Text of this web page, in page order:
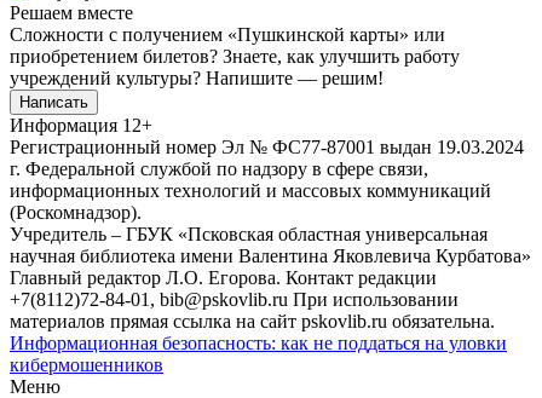
Решаем вместе
Сложности с получением «Пушкинской карты» или
приобретением билетов? Знаете, как улучшить работу
учреждений культуры? Напишите — решим!
Написать
Информация 12+
Регистрационный номер Эл № ФС77-87001 выдан 19.03.2024
г. Федеральной службой по надзору в сфере связи,
информационных технологий и массовых коммуникаций
(Роскомнадзор).
Учредитель – ГБУК «Псковская областная универсальная
научная библиотека имени Валентина Яковлевича Курбатова»
Главный редактор Л.О. Егорова. Контакт редакции
+7(8112)72-84-01, bib@pskovlib.ru При использовании
материалов прямая ссылка на сайт pskovlib.ru обязательна.
Информационная безопасность: как не поддаться на уловки
кибермошенников
Меню